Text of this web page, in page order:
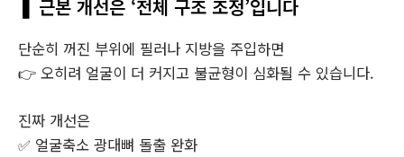
❚ 근본 개선은 ‘전체 구조 조정’입니다
단순히 꺼진 부위에 필러나 지방을 주입하면
👉 오히려 얼굴이 더 커지고 불균형이 심화될 수 있습니다.
진짜 개선은
✅ 얼굴축소 광대뼈 돌출 완화